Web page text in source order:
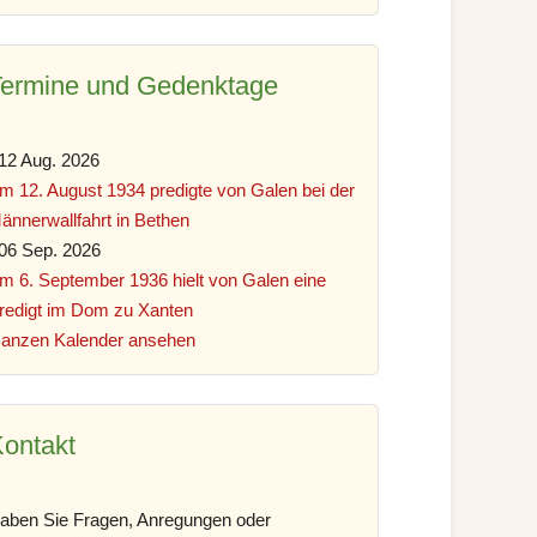
und Gedenktage
12 Aug. 2026
12. August 1934 predigte von Galen bei der
in Bethen
Sep. 2026
6. September 1936 hielt von Galen eine
im Dom zu Xanten
Kalender ansehen
Sie Fragen, Anregungen oder